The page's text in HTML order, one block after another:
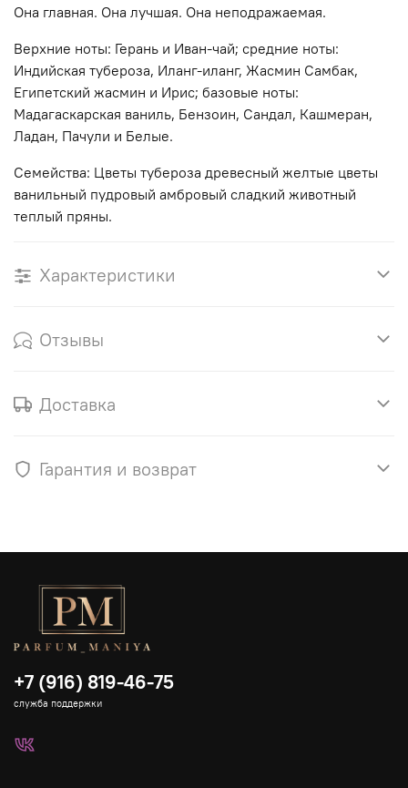
Она главная. Она лучшая. Она неподражаемая.
Верхние ноты: Герань и Иван-чай; средние ноты:
Индийская тубероза, Иланг-иланг, Жасмин Самбак,
Египетский жасмин и Ирис; базовые ноты:
Мадагаскарская ваниль, Бензоин, Сандал, Кашмеран,
Ладан, Пачули и Белые.
Семейства: Цветы тубероза древесный желтые цветы
ванильный пудровый амбровый сладкий животный
теплый пряны.
Характеристики
Отзывы
Доставка
Гарантия и возврат
+7 (916) 819-46-75
служба поддержки